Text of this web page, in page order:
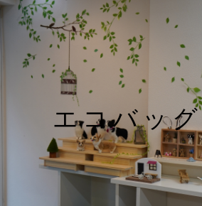
エコバッグ